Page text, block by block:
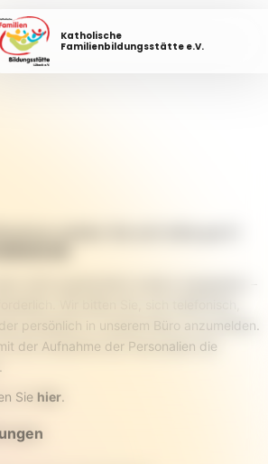
Katholische
Familienbildungsstätte e.V.
melden Sie sich bitte per E-
nicht ausdrücklich anders angegeben –
Wir bitten Sie, sich telefonisch,
persönlich in unserem Büro anzumelden.
der Aufnahme der Personalien die
Sie hier.